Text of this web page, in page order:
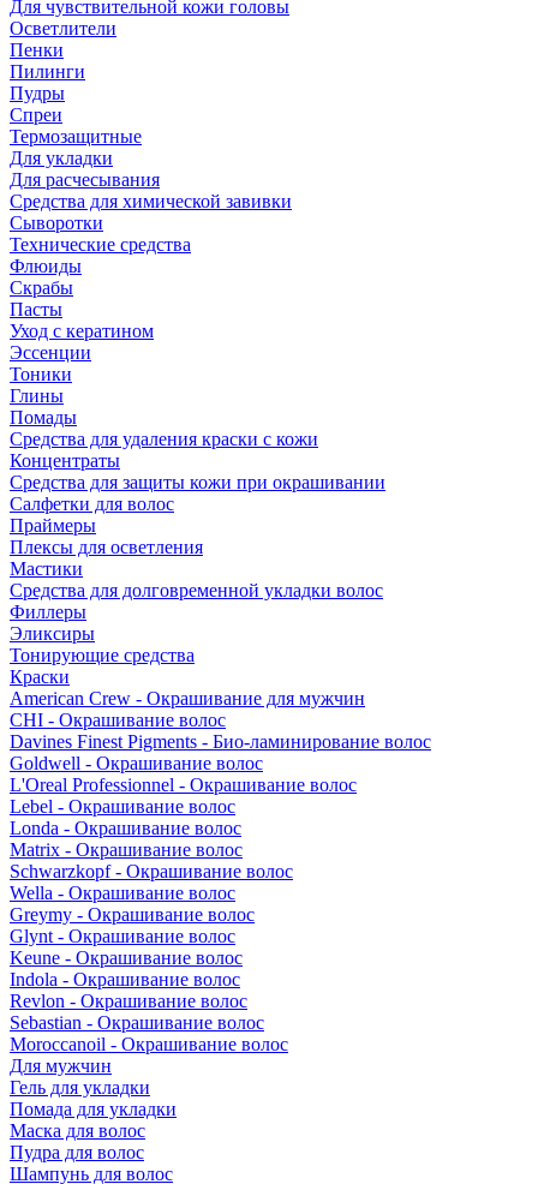
Для чувствительной кожи головы
Осветлители
Пенки
Пилинги
Пудры
Спреи
Термозащитные
Для укладки
Для расчесывания
Средства для химической завивки
Сыворотки
Технические средства
Флюиды
Скрабы
Пасты
Уход с кератином
Эссенции
Тоники
Глины
Помады
Средства для удаления краски с кожи
Концентраты
Средства для защиты кожи при окрашивании
Салфетки для волос
Праймеры
Плексы для осветления
Мастики
Средства для долговременной укладки волос
Филлеры
Эликсиры
Тонирующие средства
Краски
American Crew - Окрашивание для мужчин
CHI - Окрашивание волос
Davines Finest Pigments - Био-ламинирование волос
Goldwell - Окрашивание волос
L'Oreal Professionnel - Окрашивание волос
Lebel - Окрашивание волос
Londa - Окрашивание волос
Matrix - Окрашивание волос
Schwarzkopf - Окрашивание волос
Wella - Окрашивание волос
Greymy - Окрашивание волос
Glynt - Окрашивание волос
Keune - Окрашивание волос
Indola - Окрашивание волос
Revlon - Окрашивание волос
Sebastian - Окрашивание волос
Moroccanoil - Окрашивание волос
Для мужчин
Гель для укладки
Помада для укладки
Маска для волос
Пудра для волос
Шампунь для волос